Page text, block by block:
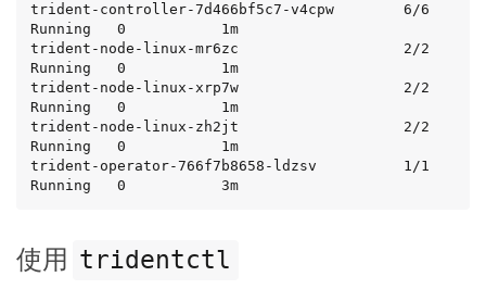
trident-controller-7d466bf5c7-v4cpw        6/6
Running   0           1m
trident-node-linux-mr6zc                   2/2
Running   0           1m
trident-node-linux-xrp7w                   2/2
Running   0           1m
trident-node-linux-zh2jt                   2/2
Running   0           1m
trident-operator-766f7b8658-ldzsv          1/1
Running   0           3m
使用 tridentctl